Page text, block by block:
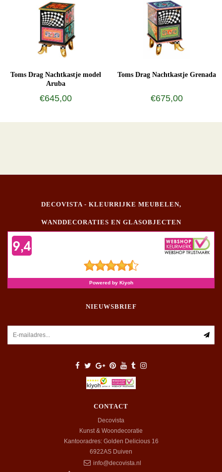
Toms Drag Nachtkastje model
Aruba
€645,00
Toms Drag Nachtkastje Grenada
€675,00
DECOVISTA - KLEURRIJKE MEUBELEN,
WANDDECORATIES EN GLASOBJECTEN
NIEUWSBRIEF
CONTACT
Decovista
Kunst & Woondecoratie
Kantooradres: Golden Delicious 16
6922AS Duiven
info@decovista.nl